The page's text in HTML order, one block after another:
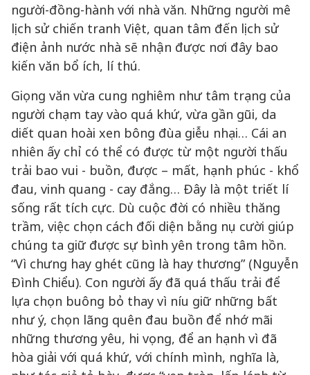
người-đồng-hành với nhà văn. Những người mê
lịch sử chiến tranh Việt, quan tâm đến lịch sử
điện ảnh nước nhà sẽ nhận được nơi đây bao
kiến văn bổ ích, lí thú.
Giọng văn vừa cung nghiêm như tâm trạng của
người chạm tay vào quá khứ, vừa gần gũi, da
diết quan hoài xen bông đùa giễu nhại… Cái an
nhiên ấy chỉ có thể có được từ một người thấu
trải bao vui - buồn, được – mất, hạnh phúc - khổ
đau, vinh quang - cay đắng… Đây là một triết lí
sống rất tích cực. Dù cuộc đời có nhiều thăng
trầm, việc chọn cách đối diện bằng nụ cười giúp
chúng ta giữ được sự bình yên trong tâm hồn.
“Vì chưng hay ghét cũng là hay thương” (Nguyễn
Đình Chiểu). Con người ấy đã quá thấu trải để
lựa chọn buông bỏ thay vì níu giữ những bất
như ý, chọn lãng quên đau buồn để nhớ mãi
những thương yêu, hi vọng, để an hạnh vì đã
hòa giải với quá khứ, với chính mình, nghĩa là,